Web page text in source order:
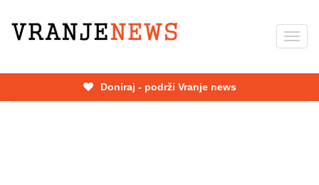
Skip
Doniraj - podrži Vranje news